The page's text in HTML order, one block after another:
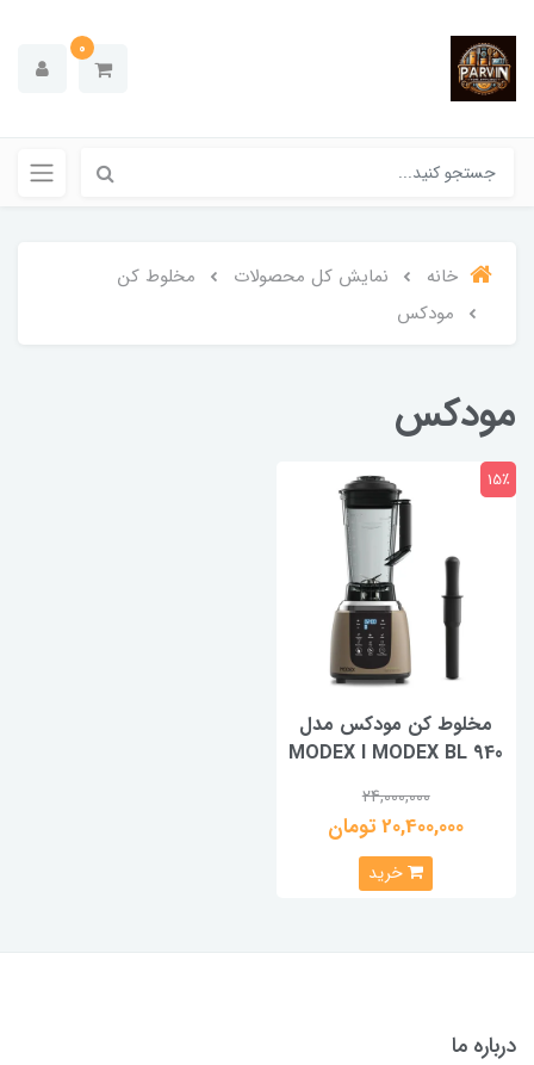
0
خانه نمایش کل محصولات
مخلوط کن
مودکس
مودکس
مخلوط کن مودکس مدل
MODEX I MODEX BL 940
24,000,000
20,400,000 تومان
15٪
خرید
درباره ما